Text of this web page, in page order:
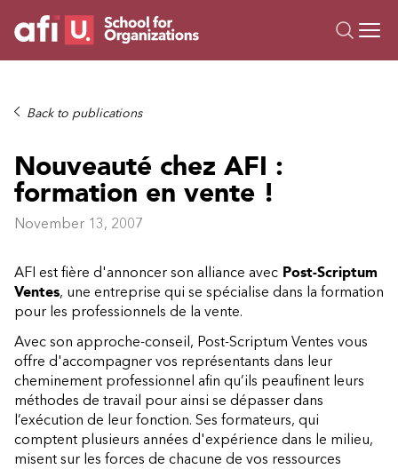
Trainings
Custom
About Us
Resources
Back to publications
Nouveauté chez AFI :
formation en vente !
November 13, 2007
AFI est fière d'annoncer son alliance avec Post-Scriptum
Ventes, une entreprise qui se spécialise dans la formation
pour les professionnels de la vente.
Avec son approche-conseil, Post-Scriptum Ventes vous
offre d'accompagner vos représentants dans leur
cheminement professionnel afin qu’ils peaufinent leurs
méthodes de travail pour ainsi se dépasser dans
l’exécution de leur fonction. Ses formateurs, qui
comptent plusieurs années d'expérience dans le milieu,
misent sur les forces de chacune de vos ressources